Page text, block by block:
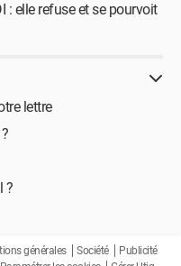
: elle refuse et se pourvoit
lettre
?
générales Société
Publicité